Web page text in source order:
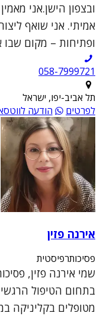
ובצפון הישן.אני
אמיתי. אני שואף
ופתיחות – מקום שבו
תל אביב-יפו, ישראל
לפרטים
הודעה
אירנה פזין
פסיכותרפיסטית
שמי אירנה פזין,
בתחום הטיפול הרגשי
מטופלים בקליניקה